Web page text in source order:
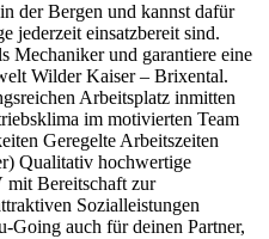
der Bergen und kannst dafür
jederzeit einsatzbereit sind.
Mechaniker und garantiere eine
Wilder Kaiser – Brixental.
Arbeitsplatz inmitten
im motivierten Team
Geregelte Arbeitszeiten
Qualitativ hochwertige
Bereitschaft zur
Sozialleistungen
Going auch für deinen Partner,